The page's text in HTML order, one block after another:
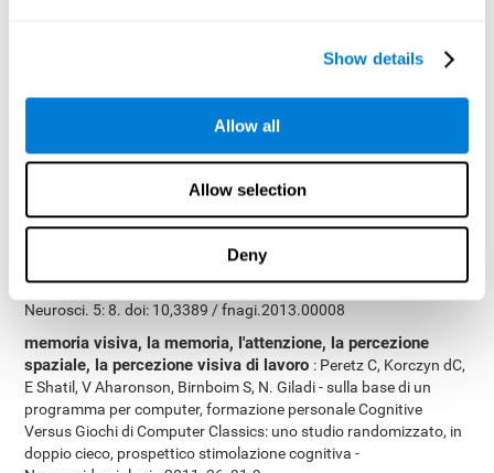
Show details
Allow all
Allow selection
Deny
Attenzione focalizzata, denominazione, memoria a breve
E (2013) Cognitive Training Improves Sleep Quality and Cognitive
Function among Older Adults with Insomnia. PLOS ONE 8(4):
di elaborazione, la scansione visiva, la denominazione
Shatil E (2013). Does formazione cognitiva e l'attività fisica
separatamente? Una controllato quattro condizioni di prova
casuali tra gli adulti in buona salute. Anteriore. Invecchiamento
Neurosci. 5: 8. doi: 10,3389 / fnagi.2013.00008
memoria visiva, la memoria, l'attenzione, la percezione
spaziale, la percezione visiva di lavoro : Peretz C, Korczyn dC,
E Shatil, V Aharonson, Birnboim S, N. Giladi - sulla base di un
programma per computer, formazione personale Cognitive
Versus Giochi di Computer Classics: uno studio randomizzato, in
doppio cieco, prospettico stimolazione cognitiva -